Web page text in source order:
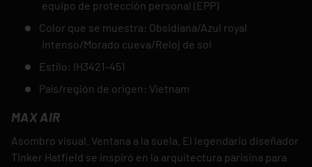
equipo de protección personal (EPP)
Color que se muestra: Obsidiana/Azul royal
intenso/Morado cueva/Reloj de sol
Estilo: IH3421-451
País/región de origen: Vietnam
MAX AIR
Asombro visual. Ventana a la suela. El legendario diseñador
Tinker Hatfield se inspiró en la arquitectura parisina para